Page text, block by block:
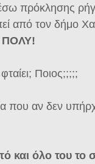
πρόκλησης
από τον δήμο
ΠΟΛΥ!
Ποιος;;;;;
που αν δεν
και όλο του το